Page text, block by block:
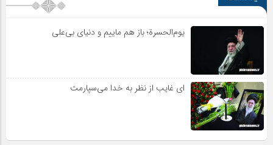
یوم‌الحسرة؛ باز هم ماییم و دنیای بی‌علی
ای غایب از نظر به خدا می‌سپارمت